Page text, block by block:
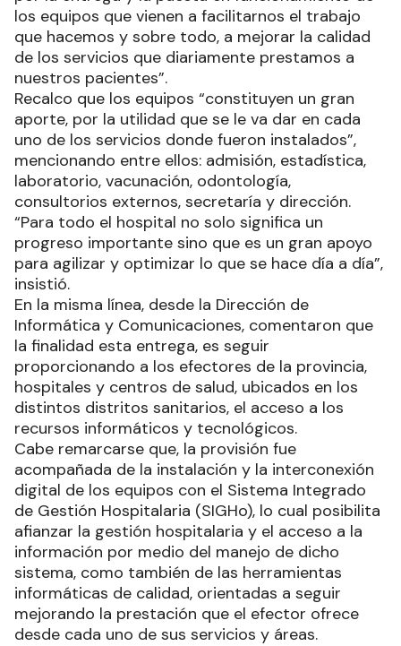
los equipos que vienen a facilitarnos el trabajo
que hacemos y sobre todo, a mejorar la calidad
de los servicios que diariamente prestamos a
nuestros pacientes”.
Recalco que los equipos “constituyen un gran
aporte, por la utilidad que se le va dar en cada
uno de los servicios donde fueron instalados”,
mencionando entre ellos: admisión, estadística,
laboratorio, vacunación, odontología,
consultorios externos, secretaría y dirección.
“Para todo el hospital no solo significa un
progreso importante sino que es un gran apoyo
para agilizar y optimizar lo que se hace día a día”,
insistió.
En la misma línea, desde la Dirección de
Informática y Comunicaciones, comentaron que
la finalidad esta entrega, es seguir
proporcionando a los efectores de la provincia,
hospitales y centros de salud, ubicados en los
distintos distritos sanitarios, el acceso a los
recursos informáticos y tecnológicos.
Cabe remarcarse que, la provisión fue
acompañada de la instalación y la interconexión
digital de los equipos con el Sistema Integrado
de Gestión Hospitalaria (SIGHo), lo cual posibilita
afianzar la gestión hospitalaria y el acceso a la
información por medio del manejo de dicho
sistema, como también de las herramientas
informáticas de calidad, orientadas a seguir
mejorando la prestación que el efector ofrece
desde cada uno de sus servicios y áreas.